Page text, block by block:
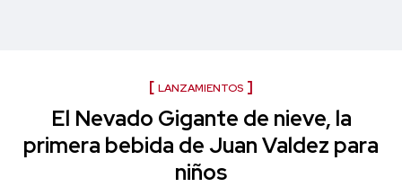
LANZAMIENTOS
El Nevado Gigante de nieve, la
primera bebida de Juan Valdez para
niños